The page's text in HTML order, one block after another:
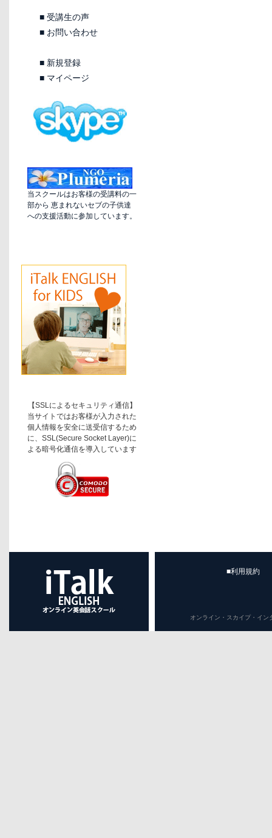
■ 受講生の声
■ お問い合わせ
■ 新規登録
■ マイページ
当スクールはお客様の受講料の一
部から 恵まれないセブの子供達
への支援活動に参加しています。
【SSLによるセキュリティ通信】
当サイトではお客様が入力された
個人情報を安全に送受信するため
に、SSL(Secure Socket Layer)に
よる暗号化通信を導入しています
■利用規約
オンライン・スカイプ・イ